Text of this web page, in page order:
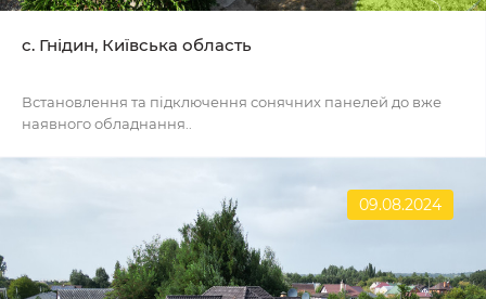
с. Гнідин, Київська область
Встановлення та підключення сонячних панелей до вже
наявного обладнання..
09.08.2024